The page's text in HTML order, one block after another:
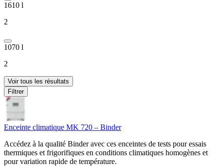
1610 l
2
1070 l
2
Voir tous les résultats
Filtrer
Enceinte climatique MK 720 – Binder
Accédez à la qualité Binder avec ces enceintes de tests pour essais
thermiques et frigorifiques en conditions climatiques homogènes et
pour variation rapide de température.